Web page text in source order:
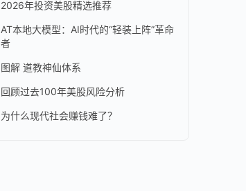
2026年投资美股精选推荐
AT本地大模型：AI时代的“轻装上阵”革命
者
图解 道教神仙体系
回顾过去100年美股风险分析
为什么现代社会赚钱难了？